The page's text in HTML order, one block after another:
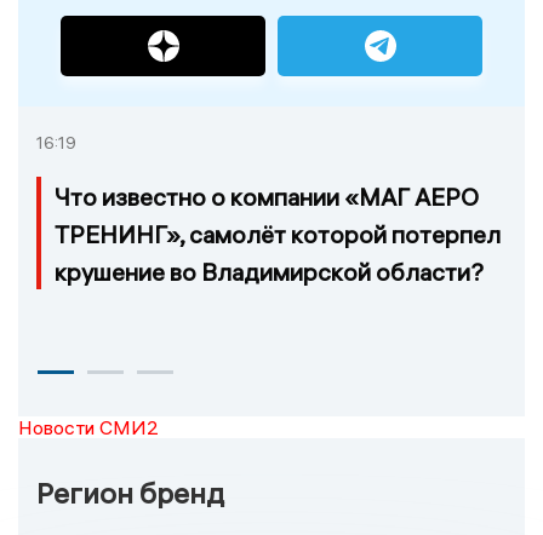
16:19
Что известно о компании «МАГ АЕРО
ТРЕНИНГ», самолёт которой потерпел
крушение во Владимирской области?
Новости СМИ2
Регион бренд